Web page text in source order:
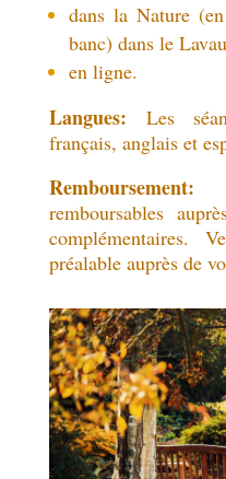
dans la Nature
banc) dans le
en ligne.
Langues: Les
français, anglais et
Remboursement:
remboursables
complémentaires.
préalable auprès de